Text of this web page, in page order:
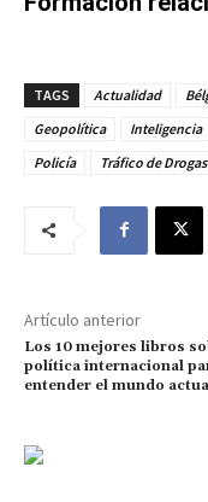
TAGS Actualidad
Geopolítica
Inteligencia
Policía
Tráfico de Drogas
Artículo anterior
Los 10 mejores libros
política internacional
entender el mundo